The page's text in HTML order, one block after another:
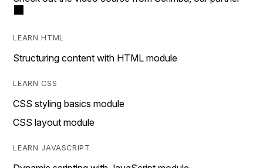
LEARN HTML
Structuring content with HTML module
LEARN CSS
CSS styling basics module
CSS layout module
LEARN JAVASCRIPT